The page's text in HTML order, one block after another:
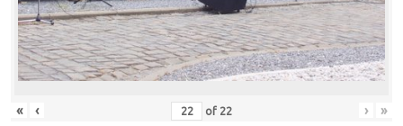
« ‹ of 22 › »